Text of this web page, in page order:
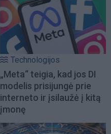
Technologijos
„Meta“ teigia, kad jos DI
modelis prisijungė prie
interneto ir įsilaužė į kitą
įmonę